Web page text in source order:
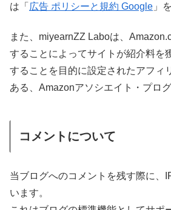
は「 広告 ポリシーと規約 Google 」
また、miyearnZZ Laboは、
することによってサイトが紹介料を
することを目的に設定されたアフィ
ある、Amazonアソシエイト・プロ
コメントについて
当ブログへのコメントを残す際に、
います。